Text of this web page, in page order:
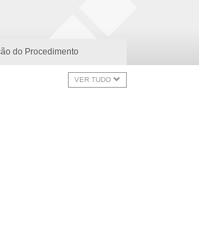
do Procedimento
VER TUDO